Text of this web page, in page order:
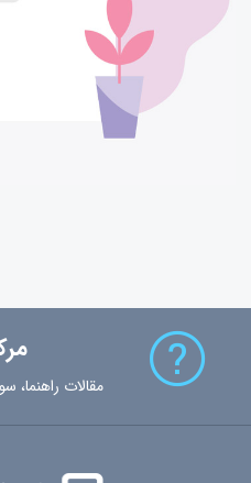
مقالات راهنما،